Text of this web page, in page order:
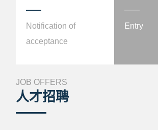
Notification of
acceptance
Entry
JOB OFFERS
人才招聘